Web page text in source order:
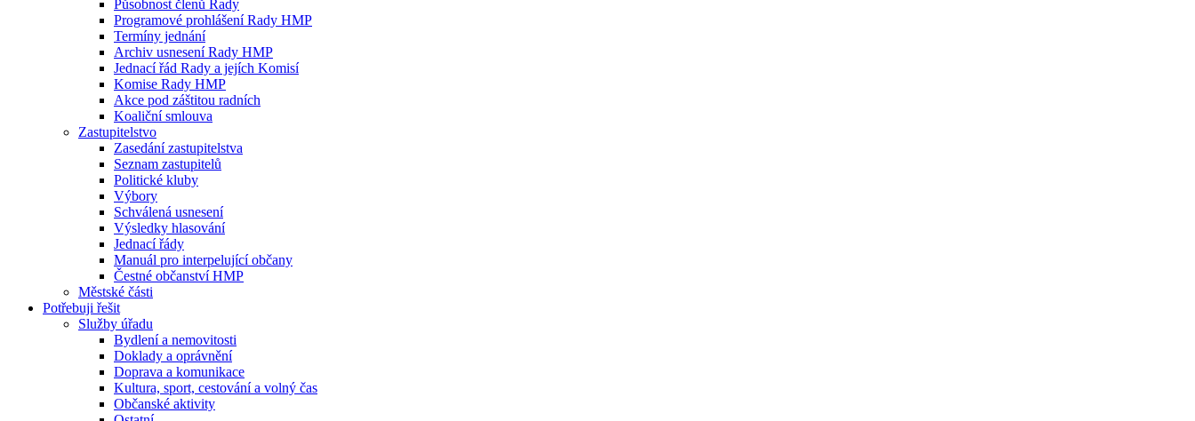
Působnost členů Rady
Programové prohlášení Rady HMP
Termíny jednání
Archiv usnesení Rady HMP
Jednací řád Rady a jejích Komisí
Komise Rady HMP
Akce pod záštitou radních
Koaliční smlouva
Zastupitelstvo
Zasedání zastupitelstva
Seznam zastupitelů
Politické kluby
Výbory
Schválená usnesení
Výsledky hlasování
Jednací řády
Manuál pro interpelující občany
Čestné občanství HMP
Městské části
Potřebuji řešit
Služby úřadu
Bydlení a nemovitosti
Doklady a oprávnění
Doprava a komunikace
Kultura, sport, cestování a volný čas
Občanské aktivity